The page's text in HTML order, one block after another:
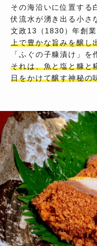
その海沿いに位置する
伏流水が湧き出る小さ
文政13（1830）年創
上で豊かな旨みを醸し
「ふぐの子糠漬け」を
それは、魚と塩と糠と
日をかけて醸す神秘の